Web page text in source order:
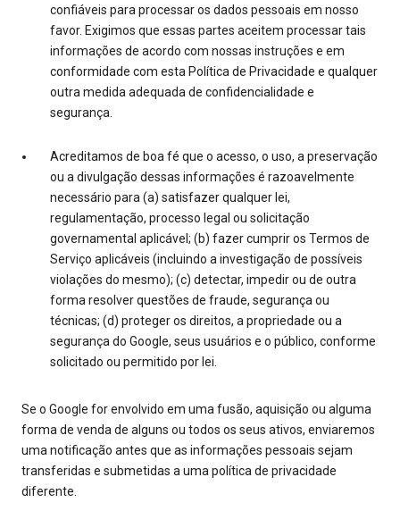
confiáveis para processar os dados pessoais em nosso
favor. Exigimos que essas partes aceitem processar tais
informações de acordo com nossas instruções e em
conformidade com esta Política de Privacidade e qualquer
outra medida adequada de confidencialidade e
segurança.
Acreditamos de boa fé que o acesso, o uso, a preservação
ou a divulgação dessas informações é razoavelmente
necessário para (a) satisfazer qualquer lei,
regulamentação, processo legal ou solicitação
governamental aplicável; (b) fazer cumprir os Termos de
Serviço aplicáveis (incluindo a investigação de possíveis
violações do mesmo); (c) detectar, impedir ou de outra
forma resolver questões de fraude, segurança ou
técnicas; (d) proteger os direitos, a propriedade ou a
segurança do Google, seus usuários e o público, conforme
solicitado ou permitido por lei.
Se o Google for envolvido em uma fusão, aquisição ou alguma
forma de venda de alguns ou todos os seus ativos, enviaremos
uma notificação antes que as informações pessoais sejam
transferidas e submetidas a uma política de privacidade
diferente.